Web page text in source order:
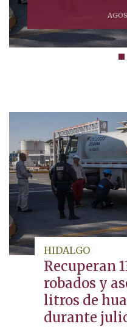
HIDALGO
Recuperan
robados y
litros de
durante